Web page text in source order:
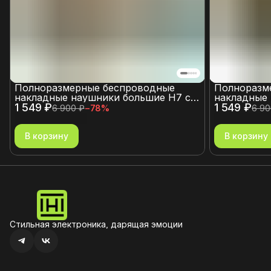
1 549 ₽6 900 ₽−78%
Полноразмерные беспроводные
накладные наушники большие H7 с
пассивным шумоподавлением и
памяти хаки
В корзину
1 549 ₽6
памяти
В корзину
Стильная электроника, дарящая эмоции